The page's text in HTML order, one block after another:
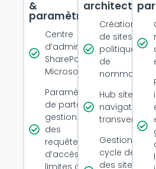
&
paramètres
Centre
d’administration
SharePoint et
Microsoft 365
Paramètres
de partage,
gestion
des
requêtes
d’accès,
limites clés
architecture
Création
de sites et
politiques
de
nommage
Hub sites et
navigation
transversale
Gestion du
cycle de vie
des sites et